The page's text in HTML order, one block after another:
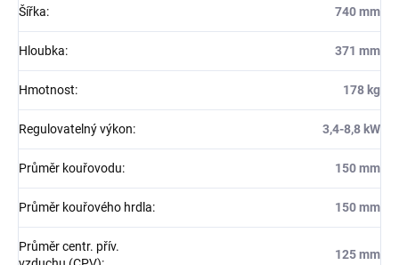
Šířka: 740 mm
Hloubka: 371 mm
Hmotnost: 178 kg
Regulovatelný výkon: 3,4-8,8 kW
Průměr kouřovodu: 150 mm
Průměr kouřového hrdla: 150 mm
Průměr centr. přív.
125 mm